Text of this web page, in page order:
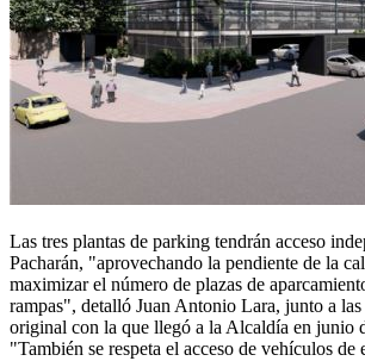
Las tres plantas de parking tendrán acceso
Pacharán, "aprovechando la pendiente de la
maximizar el número de plazas de
rampas", detalló Juan Antonio Lara, junto a
original con la que llegó a la Alcaldía en junio
"También se respeta el acceso de vehículos de